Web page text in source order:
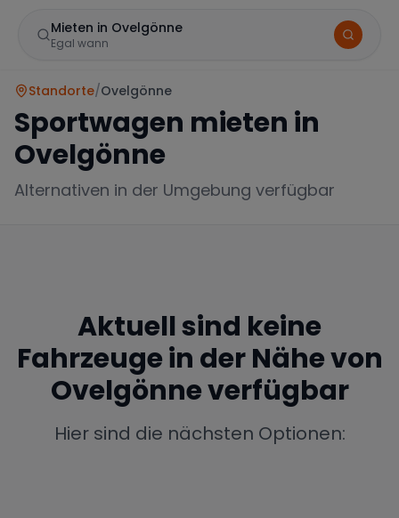
Mieten in Ovelgönne
Egal wann
Mercedes BMW Audi
Standorte/Ovelgönne
Sportwagen mieten in
Ovelgönne
Alternativen in der Umgebung verfügbar
Aktuell sind keine
Fahrzeuge in der Nähe von
Ovelgönneverfügbar
Hier sind die nächsten Optionen: